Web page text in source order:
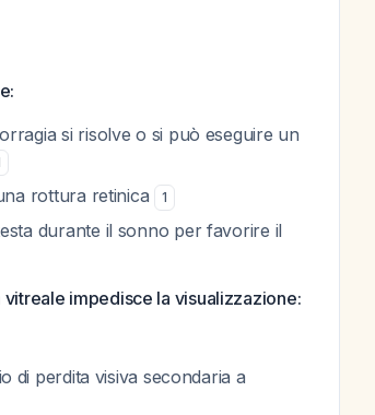
si risolve o si può eseguire un
rottura retinica 1
durante il sonno per favorire il
impedisce la visualizzazione:
di perdita visiva secondaria a